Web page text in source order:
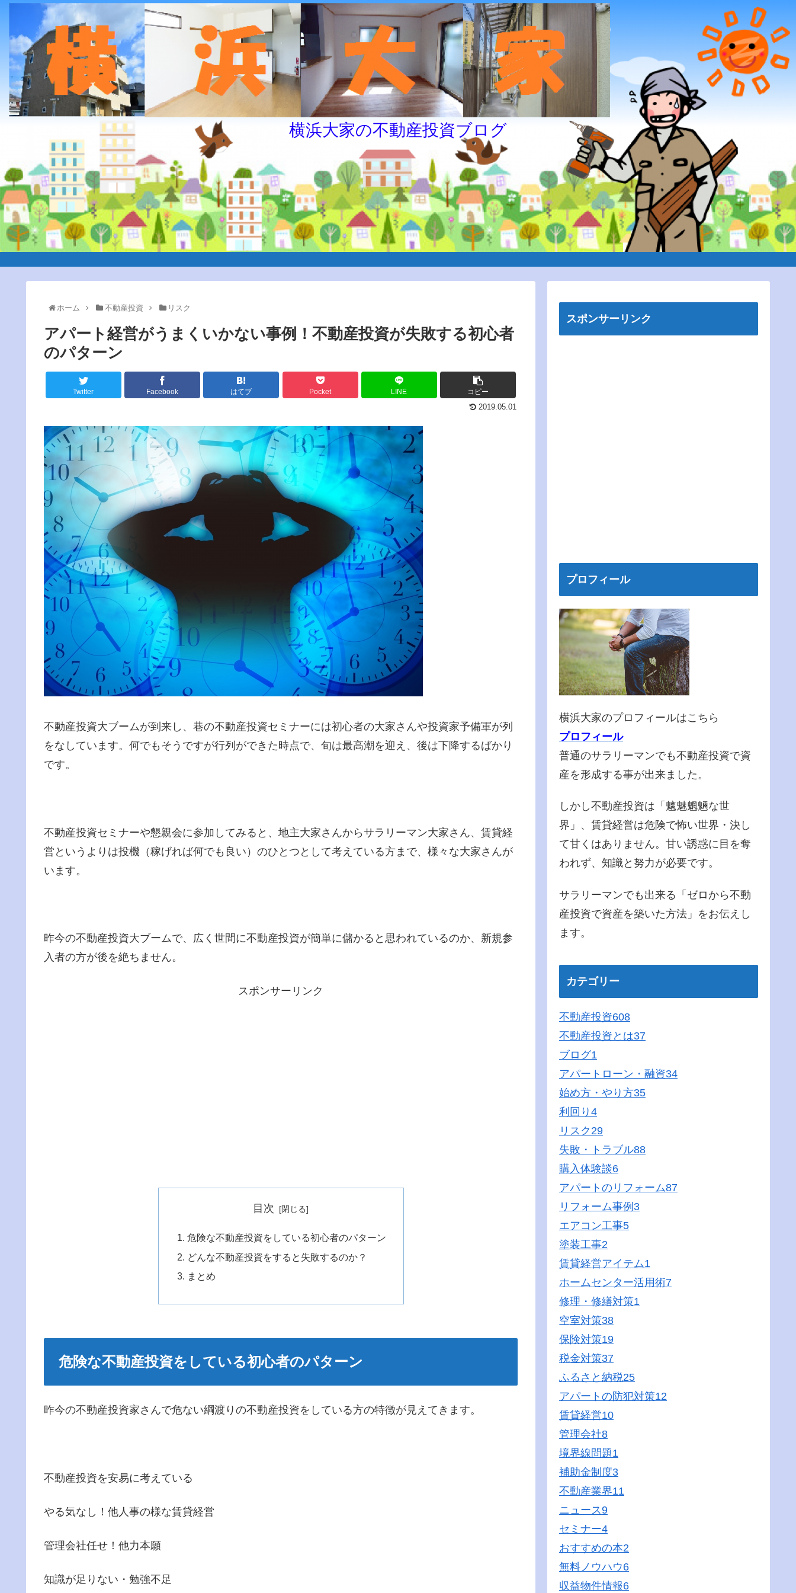
横浜大家の不動産投資ブログ
ホーム 不動産投資 リスク
アパート経営がうまくいかない事例！不動産投資が失敗する初心者
のパターン
Twitter Facebook はてブ Pocket LINE
コピー
2019.05.01
不動産投資大ブームが到来し、巷の不動産投資セミナーには初心者の大家さんや投資家予備軍が列
をなしています。何でもそうですが行列ができた時点で、旬は最高潮を迎え、後は下降するばかり
です。
不動産投資セミナーや懇親会に参加してみると、地主大家さんからサラリーマン大家さん、賃貸経
営というよりは投機（稼げれば何でも良い）のひとつとして考えている方まで、様々な大家さんが
います。
昨今の不動産投資大ブームで、広く世間に不動産投資が簡単に儲かると思われているのか、新規参
入者の方が後を絶ちません。
スポンサーリンク
目次
危険な不動産投資をしている初心者のパターン
どんな不動産投資をすると失敗するのか？
まとめ
危険な不動産投資をしている初心者のパターン
昨今の不動産投資家さんで危ない綱渡りの不動産投資をしている方の特徴が見えてきます。
不動産投資を安易に考えている
やる気なし！他人事の様な賃貸経営
管理会社任せ！他力本願
知識が足りない・勉強不足
スポンサーリンク
プロフィール
横浜大家のプロフィールはこちら
プロフィール
普通のサラリーマンでも不動産投資で資
産を形成する事が出来ました。
しかし不動産投資は「魑魅魍魎な世
界」、賃貸経営は危険で怖い世界・決し
て甘くはありません。甘い誘惑に目を奪
われず、知識と努力が必要です。
サラリーマンでも出来る「ゼロから不動
産投資で資産を築いた方法」をお伝えし
ます。
カテゴリー
不動産投資608
不動産投資とは37
ブログ1
アパートローン・融資34
始め方・やり方35
利回り 4
リスク 29
失敗・トラブル88
購入体験談6
アパートのリフォーム87
リフォーム事例 3
エアコン工事5
塗装工事2
賃貸経営アイテム1
ホームセンター活用術7
修理・修繕対策1
空室対策38
保険対策19
税金対策37
ふるさと納税25
アパートの防犯対策12
賃貸経営10
管理会社8
境界線問題1
補助金制度3
不動産業界11
ニュース9
セミナー4
おすすめの本2
無料ノウハウ6
収益物件情報6